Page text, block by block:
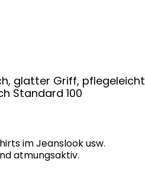
glatter Griff, pflegeleicht
Standard 100
im Jeanslook usw.
atmungsaktiv.